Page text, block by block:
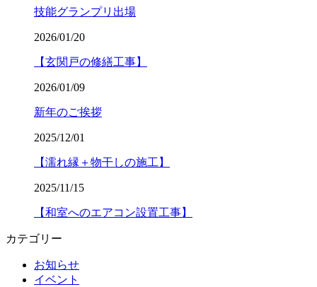
技能グランプリ出場
2026/01/20
【玄関戸の修繕工事】
2026/01/09
新年のご挨拶
2025/12/01
【濡れ縁＋物干しの施工】
2025/11/15
【和室へのエアコン設置工事】
カテゴリー
お知らせ
イベント